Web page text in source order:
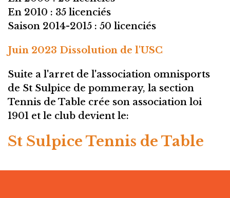
En 2010 : 35 licenciés
Saison 2014-2015 : 50 licenciés
Juin 2023 Dissolution de l'USC
Suite a l'arret de l'association omnisports
de St Sulpice de pommeray, la section
Tennis de Table crée son association loi
1901 et le club devient le:
St Sulpice Tennis de Table